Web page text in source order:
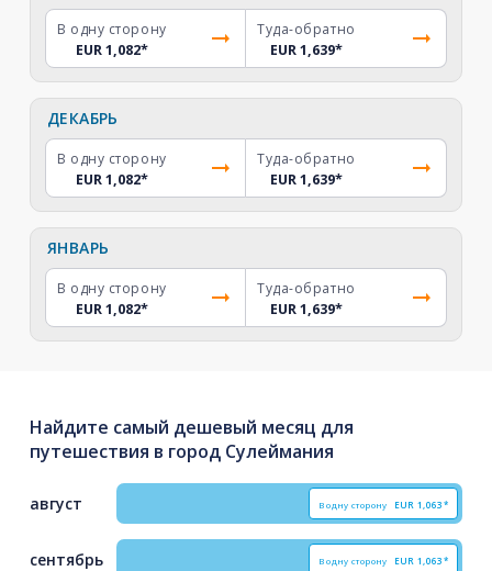
В одну сторону
EUR 1,082*
Туда-обратно
EUR 1,639*
ДЕКАБРЬ
В одну сторону
EUR 1,082*
Туда-обратно
EUR 1,639*
ЯНВАРЬ
В одну сторону
EUR 1,082*
Туда-обратно
EUR 1,639*
Найдите самый дешевый месяц для
путешествия в город Сулеймания
август В одну сторону EUR 1,063*
сентябрь В одну сторону EUR 1,063*